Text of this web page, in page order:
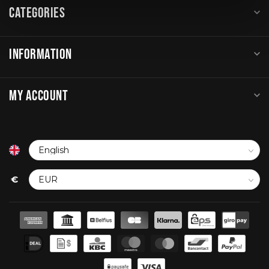
CATEGORIES
INFORMATION
MY ACCOUNT
€